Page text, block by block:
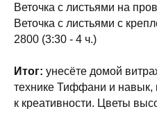
Веточка с листьями на
Веточка с листьями с
2800 (3:30 - 4 ч.)
Итог: унесёте домой
технике Тиффани и навык,
к креативности. Цветы